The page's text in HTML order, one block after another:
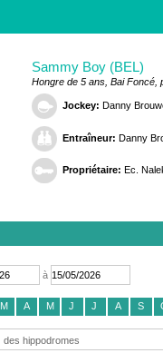
Sammy Boy (BEL)
Hongre de 5 ans, Bai Foncé,
Jockey: Danny
Entraîneur: Danny
Propriétaire: Ec.
à
M A M J J A S